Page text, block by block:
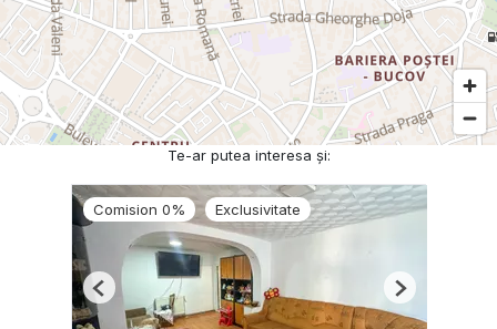
Te-ar putea interesa și:
Comision 0% Exclusivitate
Previous Next